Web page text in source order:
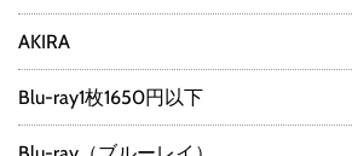
AKIRA
Blu-ray1枚1650円以下